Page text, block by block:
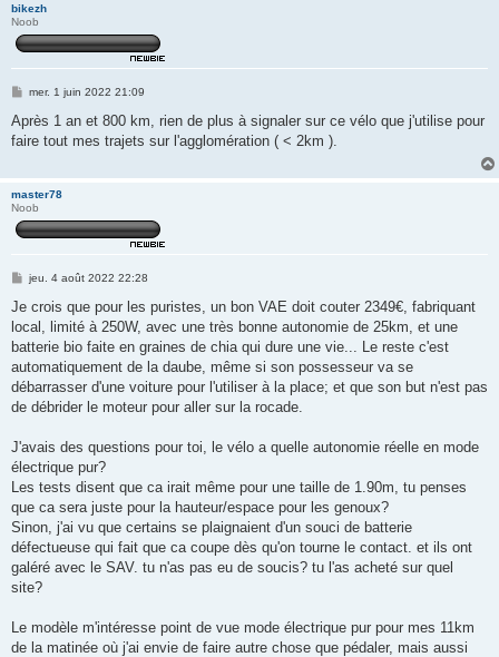
bikezh
Noob
M
s
a
mer. 1 juin 2022 21:09
Après 1 an et 800 km, rien de plus à signaler sur ce vélo que j'utilise pour
faire tout mes trajets sur l'agglomération ( < 2km ).
master78
Noob
M
s
a
g
jeu. 4 août 2022 22:28
Je crois que pour les puristes, un bon VAE doit couter 2349€, fabriquant
local, limité à 250W, avec une très bonne autonomie de 25km, et une
batterie bio faite en graines de chia qui dure une vie... Le reste c'est
automatiquement de la daube, même si son possesseur va se
débarrasser d'une voiture pour l'utiliser à la place; et que son but n'est pas
de débrider le moteur pour aller sur la rocade.
J'avais des questions pour toi, le vélo a quelle autonomie réelle en mode
électrique pur?
Les tests disent que ca irait même pour une taille de 1.90m, tu penses
que ca sera juste pour la hauteur/espace pour les genoux?
Sinon, j'ai vu que certains se plaignaient d'un souci de batterie
défectueuse qui fait que ca coupe dès qu'on tourne le contact. et ils ont
galéré avec le SAV. tu n'as pas eu de soucis? tu l'as acheté sur quel
site?
Le modèle m'intéresse point de vue mode électrique pur pour mes 11km
de la matinée où j'ai envie de faire autre chose que pédaler, mais aussi